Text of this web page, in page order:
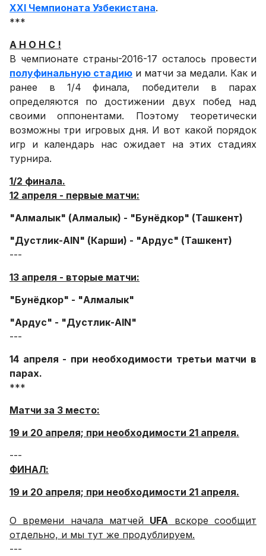
XXI Чемпионата Узбекистана.
***
А Н О Н С !
В чемпионате страны-2016-17 осталось провести
полуфинальную стадию и матчи за медали. Как и
ранее в 1/4 финала, победители в парах
определяются по достижении двух побед над
своими оппонентами. Поэтому теоретически
возможны три игровых дня. И вот какой порядок
игр и календарь нас ожидает на этих стадиях
турнира.
1/2 финала.
12 апреля - первые матчи:
"Алмалык" (Алмалык) - "Бунёдкор" (Ташкент)
"Дустлик-AIN" (Карши) - "Ардус" (Ташкент)
---
13 апреля - вторые матчи:
"Бунёдкор" - "Алмалык"
"Ардус" - "Дустлик-AIN"
---
14 апреля - при необходимости третьи матчи в
парах.
***
Матчи за 3 место:
19 и 20 апреля; при необходимости 21 апреля.
---
ФИНАЛ:
19 и 20 апреля; при необходимости 21 апреля.
О времени начала матчей UFA вскоре сообщит
отдельно, и мы тут же продублируем.
---